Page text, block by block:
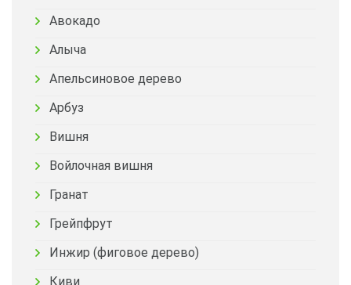
Авокадо
Алыча
Апельсиновое дерево
Арбуз
Вишня
Войлочная вишня
Гранат
Грейпфрут
Инжир (фиговое дерево)
Киви